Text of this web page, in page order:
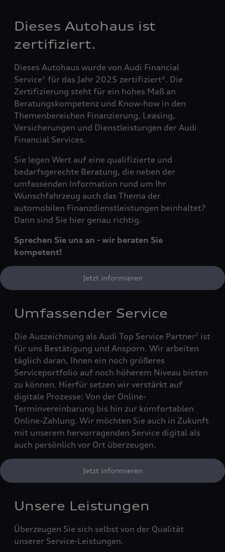
Dieses Autohaus ist
zertifiziert.
Dieses Autohaus wurde von Audi Financial
Service¹ für das Jahr 2025 zertifiziert². Die
Zertifizierung steht für ein hohes Maß an
Beratungskompetenz und Know-how in den
Themenbereichen Finanzierung, Leasing,
Versicherungen und Dienstleistungen der Audi
Financial Services.
Sie legen Wert auf eine qualifizierte und
bedarfsgerechte Beratung, die neben der
umfassenden Information rund um Ihr
Wunschfahrzeug auch das Thema der
automobilen Finanzdienstleistungen beinhaltet?
Dann sind Sie hier genau richtig.
Sprechen Sie uns an - wir beraten Sie
kompetent!
Jetzt informieren
Umfassender Service
Die Auszeichnung als Audi Top Service Partner2 ist
für uns Bestätigung und Ansporn. Wir arbeiten
täglich daran, Ihnen ein noch größeres
Serviceportfolio auf noch höherem Niveau bieten
zu können. Hierfür setzen wir verstärkt auf
digitale Prozesse: Von der Online-
Terminvereinbarung bis hin zur komfortablen
Online-Zahlung. Wir möchten Sie auch in Zukunft
mit unserem hervorragenden Service digital als
auch persönlich vor Ort überzeugen.
Jetzt informieren
Unsere Leistungen
Überzeugen Sie sich selbst von der Qualität
unserer Service-Leistungen.